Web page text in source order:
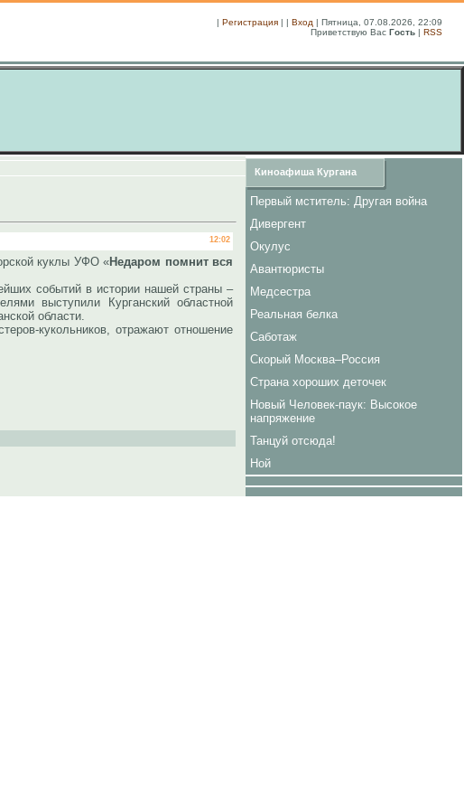
| Регистрация | | Вход | Пятница, 07.08.2026, 22:09
Приветствую Вас Гость | RSS
12:02
куклы УФО «Недаром помнит вся
событий в истории нашей страны –
выступили Курганский областной
области.
кукольников, отражают отношение
Киноафиша Кургана
Первый мститель: Другая война
Дивергент
Окулус
Авантюристы
Медсестра
Реальная белка
Саботаж
Скорый Москва–Россия
Страна хороших деточек
Новый Человек-паук: Высокое
напряжение
Танцуй отсюда!
Ной